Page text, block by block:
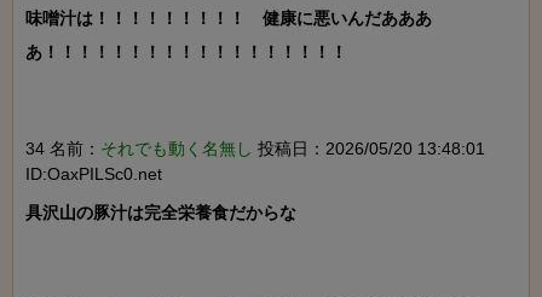
味噌汁は！！！！！！！！！　健康に悪いんだあああ
あ！！！！！！！！！！！！！！！！！！
34 名前： それでも動く名無し 投稿日：2026/05/20 13:48:01
ID:OaxPILSc0.net
具沢山の豚汁は完全栄養食だからな